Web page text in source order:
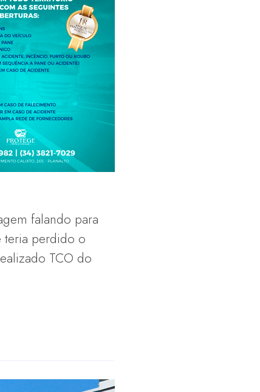
falando para
teria perdido o
TCO do